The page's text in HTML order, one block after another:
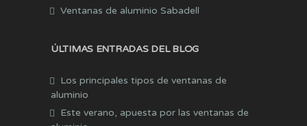
Ventanas de aluminio Sabadell
ÚLTIMAS ENTRADAS DEL BLOG
Los principales tipos de ventanas de
aluminio
Este verano, apuesta por las ventanas de